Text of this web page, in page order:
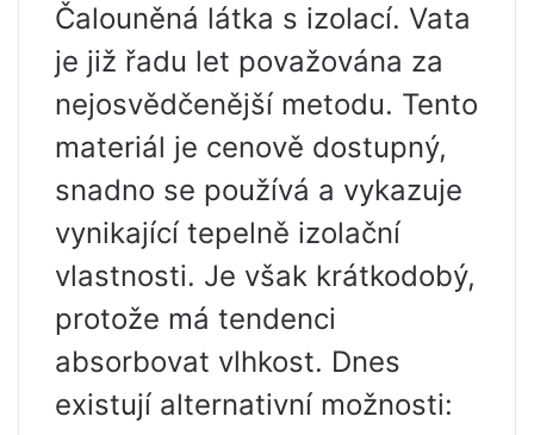
Čalouněná látka s izolací. Vata
je již řadu let považována za
nejosvědčenější metodu. Tento
materiál je cenově dostupný,
snadno se používá a vykazuje
vynikající tepelně izolační
vlastnosti. Je však krátkodobý,
protože má tendenci
absorbovat vlhkost. Dnes
existují alternativní možnosti: